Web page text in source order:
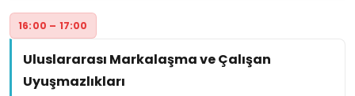
16:00 – 17:00
Uluslararası Markalaşma ve Çalışan
Uyuşmazlıkları